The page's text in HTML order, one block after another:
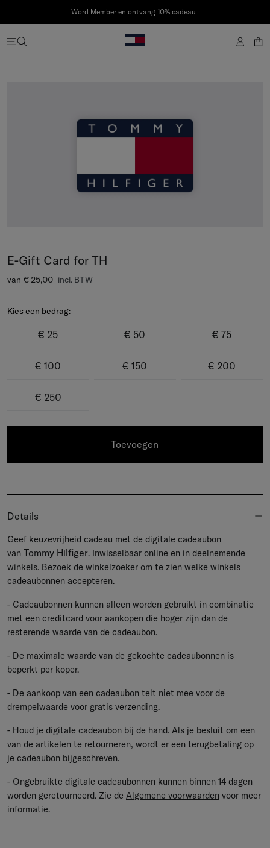
Word Member en ontvang 10% cadeau
E-Gift Card for TH
van € 25,00 incl. BTW
Kies een bedrag:
€ 25 € 50 € 75
€ 100 € 150 € 200
€ 250
Toevoegen
Details
Geef keuzevrijheid cadeau met de digitale cadeaubon
van Tommy Hilfiger. Inwisselbaar online en in deelnemende
winkels. Bezoek de winkelzoeker om te zien welke winkels
cadeaubonnen accepteren.
- Cadeaubonnen kunnen alleen worden gebruikt in combinatie
met een creditcard voor aankopen die hoger zijn dan de
resterende waarde van de cadeaubon.
- De maximale waarde van de gekochte cadeaubonnen is
beperkt per koper.
- De aankoop van een cadeaubon telt niet mee voor de
drempelwaarde voor gratis verzending.
- Houd je digitale cadeaubon bij de hand. Als je besluit om een
van de artikelen te retourneren, wordt er een terugbetaling op
je cadeaubon bijgeschreven.
- Ongebruikte digitale cadeaubonnen kunnen binnen 14 dagen
worden geretourneerd. Zie de Algemene voorwaarden voor meer
informatie.